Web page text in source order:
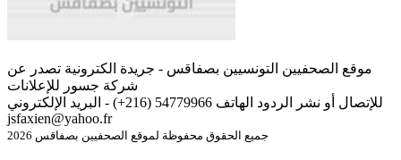
موقع الصحفيين التونسيين بصفاقس - جريدة الكترونية تصدر عن
شركة جسور للإعلانات
للإتصال أو نشر الردود الهاتف 54779966 (216+) - البريد الإلكتروني
jsfaxien@yahoo.fr
جميع الحقوق محفوظة لموقع الصحفيين بصفاقس 2026